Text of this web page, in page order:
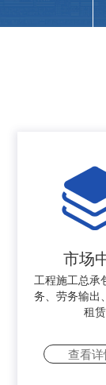
市场
工程施工总承
务、劳务输出
租赁
查看详